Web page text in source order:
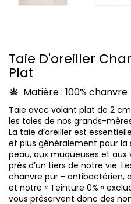
Taie D'oreiller
Plat
Matière : 100% chanvre
Taie avec volant plat de 2
les taies de nos grands-
La taie d’oreiller est
et plus généralement pour la
peau, aux muqueuses et
près d’un tiers de notre vie.
chanvre pur - antibactérien,
et notre « Teinture 0% »
vous préservent donc des